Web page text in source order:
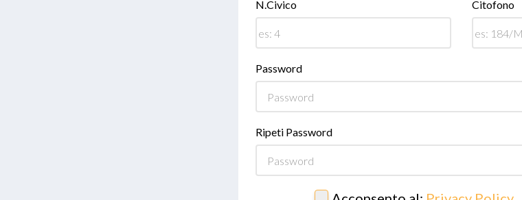
N.Civico Citofono
Password
Ripeti Password